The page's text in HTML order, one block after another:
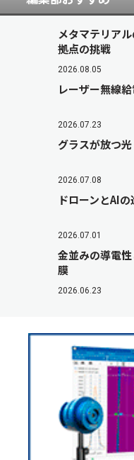
メタマテリア
拠点の挑戦
2026.08.05
レーザー無線
2026.07.23
グラスが放つ光
2026.07.08
ドローンとAI
2026.07.01
金並みの導電
膜
2026.06.23